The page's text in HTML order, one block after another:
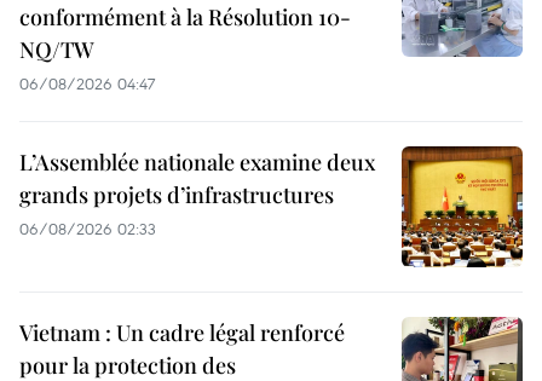
conformément à la Résolution 10-
NQ/TW
06/08/2026 04:47
L’Assemblée nationale examine deux
grands projets d’infrastructures
06/08/2026 02:33
Vietnam : Un cadre légal renforcé
pour la protection des